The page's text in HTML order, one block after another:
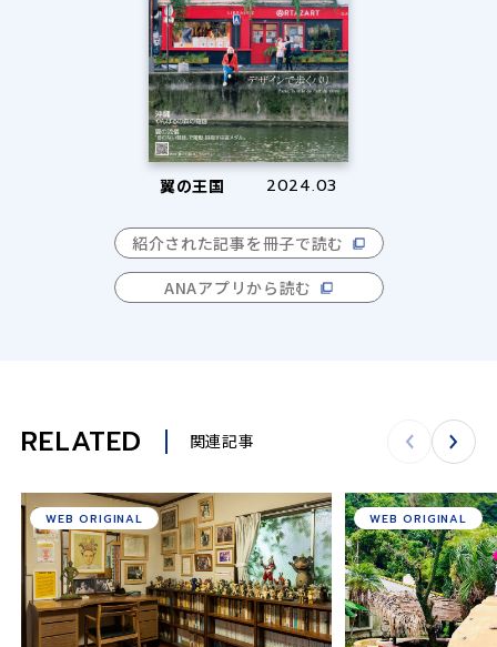
翼の王国 2024.03
紹介された記事を冊子で読む
ANAアプリから読む
RELATED 関連記事
WEB ORIGINAL WEB ORIGINAL